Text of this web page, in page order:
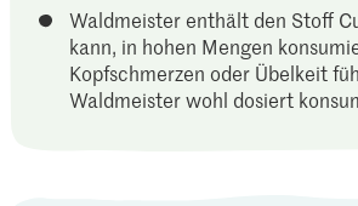
Waldmeister enthält den Stoff
kann, in hohen Mengen
Kopfschmerzen oder Übelkeit
Waldmeister wohl dosiert